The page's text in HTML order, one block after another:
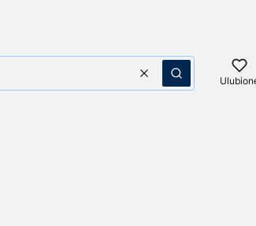
WyczyśćSzukaj